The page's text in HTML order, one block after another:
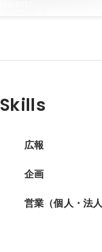
Skills
広報
企画
営業（個人・法人